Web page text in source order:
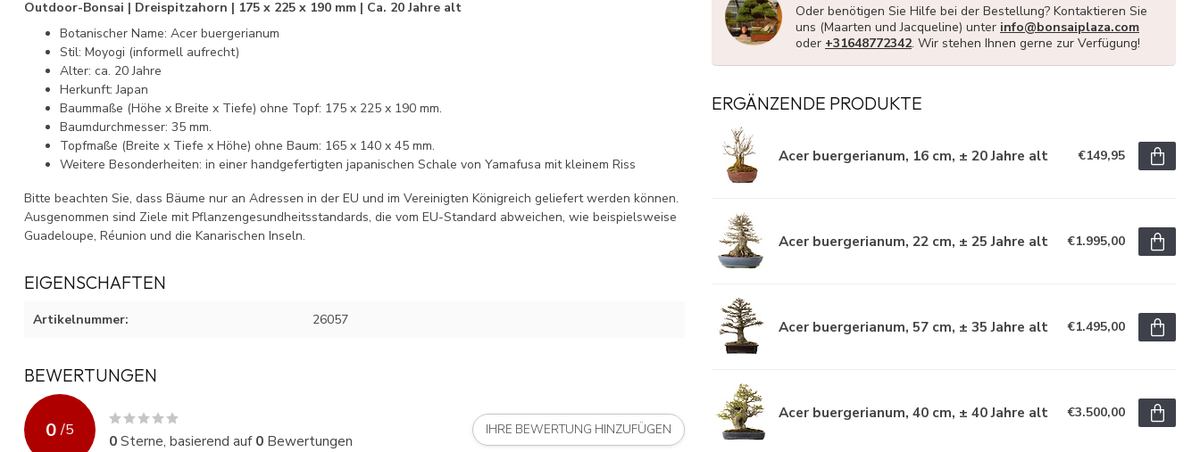
Outdoor-Bonsai | Dreispitzahorn | 175 x 225 x 190 mm | Ca. 20 Jahre alt
Botanischer Name: Acer buergerianum
Stil: Moyogi (informell aufrecht)
Alter: ca. 20 Jahre
Herkunft: Japan
Baummaße (Höhe x Breite x Tiefe) ohne Topf: 175 x 225 x 190 mm.
Baumdurchmesser: 35 mm.
Topfmaße (Breite x Tiefe x Höhe) ohne Baum: 165 x 140 x 45 mm.
Weitere Besonderheiten: in einer handgefertigten japanischen Schale von Yamafusa mit kleinem Riss
Bitte beachten Sie, dass Bäume nur an Adressen in der EU und im Vereinigten Königreich geliefert werden können.
Ausgenommen sind Ziele mit Pflanzengesundheitsstandards, die vom EU-Standard abweichen, wie beispielsweise
Guadeloupe, Réunion und die Kanarischen Inseln.
EIGENSCHAFTEN
Artikelnummer: 26057
BEWERTUNGEN
0 /5
0Sterne, basierend auf0 Bewertungen
IHRE BEWERTUNG HINZUFÜGEN
Oder benötigen Sie Hilfe bei der Bestellung? Kontaktieren Sie
uns (Maarten und Jacqueline) unter info@bonsaiplaza.com
oder +31648772342. Wir stehen Ihnen gerne zur Verfügung!
ERGÄNZENDE PRODUKTE
Acer buergerianum, 16 cm, ± 20 Jahre alt €149,95
Acer buergerianum, 22 cm, ± 25 Jahre alt €1.995,00
Acer buergerianum, 57 cm, ± 35 Jahre alt €1.495,00
Acer buergerianum, 40 cm, ± 40 Jahre alt €3.500,00